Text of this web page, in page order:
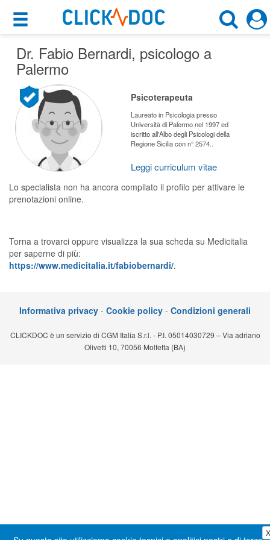
×
Motore di ricerca
×
Psicologo
Palermo (PA)
CERCA
Cosa possiamo offrirti
Per i pazienti
Prenota una visita
Ricerca specialisti
Consulti online
Prenotazioni online
Planner e rubrica in cloud
Teleconsulto
Dr. Fabio Bernardi, psicologo a
Palermo
Psicoterapeuta
Laureato in Psicologia presso
Università di Palermo nel 1997 ed
iscritto all'Albo degli Psicologi della
Regione Sicilia con n° 2574..
Leggi curriculum vitae
Lo specialista non ha ancora compilato il profilo per attivare le
prenotazioni online.
Torna a trovarci oppure visualizza la sua scheda su Medicitalia
per saperne di più:
https://www.medicitalia.it/fabiobernardi/.
X
Informativa privacy - Cookie policy - Condizioni generali
CLICKDOC è un servizio di CGM Italia S.r.l. - P.I. 05014030729 – Via adriano
Olivetti 10, 70056 Molfetta (BA)